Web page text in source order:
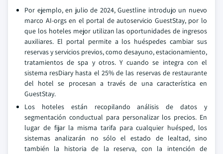
Por ejemplo, en julio de 2024, Guestline introdujo un nuevo
marco AI-orgs en el portal de autoservicio GuestStay, por lo
que los hoteles mejor utilizan las oportunidades de ingresos
auxiliares. El portal permite a los huéspedes cambiar sus
reservas y servicios previos, como desayuno, estacionamiento,
tratamientos de spa y otros. Y cuando se integra con el
sistema resDiary hasta el 25% de las reservas de restaurante
del hotel se procesan a través de una característica en
GuestStay.
Los hoteles están recopilando análisis de datos y
segmentación conductual para personalizar los precios. En
lugar de fijar la misma tarifa para cualquier huésped, los
sistemas analizarán no sólo el estado de lealtad, sino
también la historia de la reserva, con la intención de